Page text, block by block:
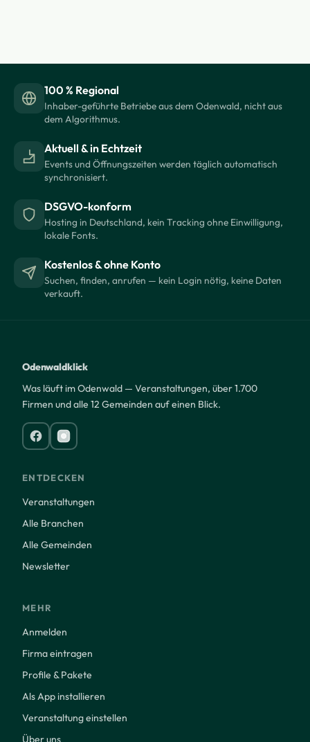
100 % Regional
Inhaber-geführte Betriebe aus dem Odenwald, nicht aus
dem Algorithmus.
Aktuell & in Echtzeit
Events und Öffnungszeiten werden täglich automatisch
synchronisiert.
DSGVO-konform
Hosting in Deutschland, kein Tracking ohne Einwilligung,
lokale Fonts.
Kostenlos & ohne Konto
Suchen, finden, anrufen — kein Login nötig, keine Daten
verkauft.
Odenwaldklick
Was läuft im Odenwald — Veranstaltungen, über 1.700
Firmen und alle 12 Gemeinden auf einen Blick.
ENTDECKEN
Veranstaltungen
Alle Branchen
Alle Gemeinden
Newsletter
MEHR
Anmelden
Firma eintragen
Profile & Pakete
Als App installieren
Veranstaltung einstellen
Über uns